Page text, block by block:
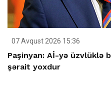
07 Avqust 2026 15:36
Paşinyan: Aİ-yə üzvlüklə
şərait yoxdur